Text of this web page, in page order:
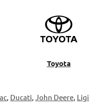
Toyota
, Ducati, John Deere,